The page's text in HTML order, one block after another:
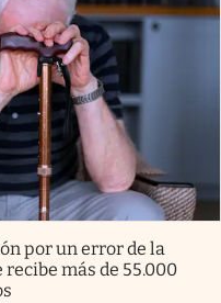
por un error de la
más de 55.000